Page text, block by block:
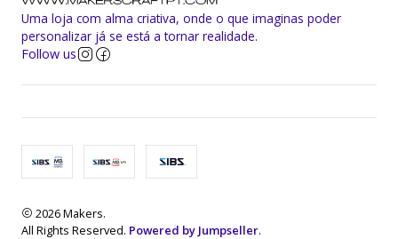
Uma loja com alma criativa, onde o que imaginas poder
personalizar já se está a tornar realidade.
Follow us
2026 Makers.
All Rights Reserved. Powered by Jumpseller.